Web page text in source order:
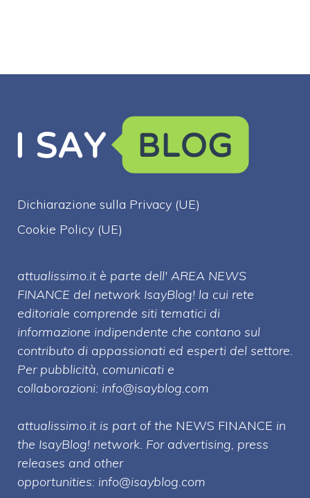
Dichiarazione sulla Privacy (UE)
Cookie Policy (UE)
attualissimo.it è parte dell' AREA NEWS
FINANCE del network IsayBlog! la cui rete
editoriale comprende siti tematici di
informazione indipendente che contano sul
contributo di appassionati ed esperti del settore.
Per pubblicità, comunicati e
collaborazioni: info@isayblog.com
attualissimo.it is part of the NEWS FINANCE in
the IsayBlog! network. For advertising, press
releases and other
opportunities: info@isayblog.com